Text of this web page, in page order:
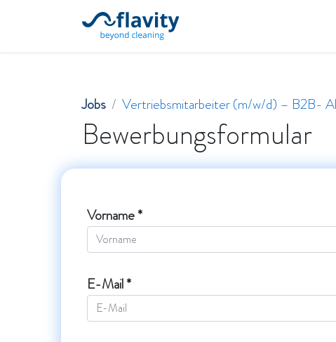
Jobs Vertriebsmitarbeiter (m/w/d) – B2B-
Bewerbungsformular
Vorname *
E-Mail *